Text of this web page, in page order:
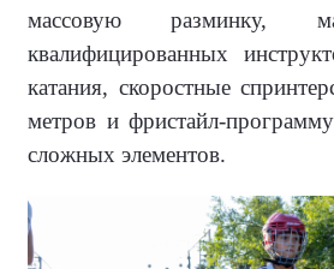
массовую разминку,
квалифицированных
катания, скоростные
метров и фристайл-
сложных элементов.